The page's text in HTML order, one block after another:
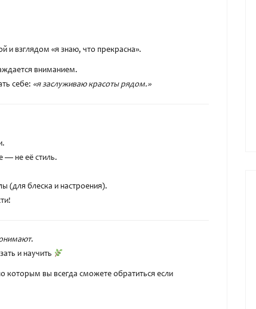
и взглядом «я знаю, что прекрасна».
вниманием.
себе: «я заслуживаю красоты рядом.»
— не её стиль.
(для блеска и настроения).
.
и научить
которым вы всегда сможете обратиться если